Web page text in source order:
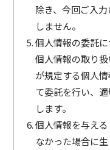
除き、今回ご入
しません。
個人情報の委託
個⼈情報の取り
が規定する個⼈
て委託を⾏い、
します。
個人情報を与え
なかった場合に